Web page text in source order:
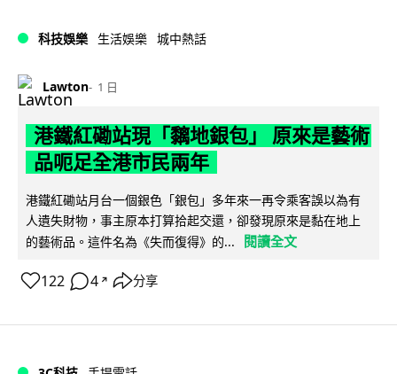
科技娛樂 生活娛樂 城中熱話
Lawton 1 日
港鐵紅磡站現「黐地銀包」 原來是藝術
品呃足全港市民兩年
港鐵紅磡站月台一個銀色「銀包」多年來一再令乘客誤以為有
人遺失財物，事主原本打算拾起交還，卻發現原來是黏在地上
的藝術品。這件名為《失而復得》的...
閱讀全文
122 4 ↗ 分享